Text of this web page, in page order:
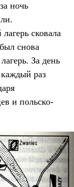
ночь
сковала
снова
За день
раз
и польско-